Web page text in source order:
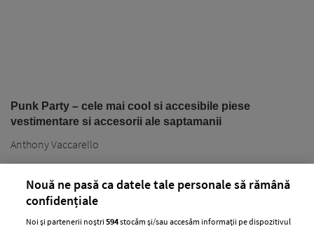
Punk Party – cele mai cool si accesibile piese
vestimentare si accesorii ale saptamanii
Anthony Vaccarello
Nouă ne pasă ca datele tale personale să rămână
confidențiale
Noi și partenerii noștri594stocăm și/sau accesăm informații pe dispozitivul